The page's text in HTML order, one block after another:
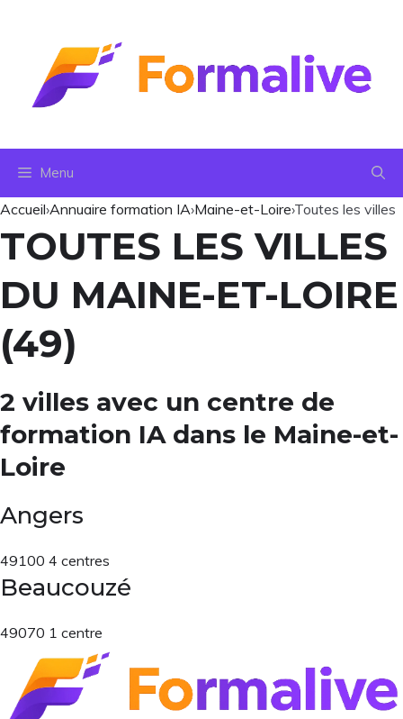
Menu
Accueil›Annuaire formation IA›Maine-et-Loire›Toutes les villes
TOUTES LES VILLES
DU MAINE-ET-LOIRE
(49)
2 villes avec un centre de
formation IA dans le Maine-et-
Loire
Angers
49100 4 centres
Beaucouzé
49070 1 centre